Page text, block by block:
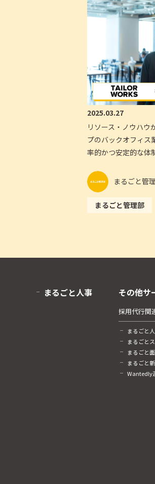
2025.03.27
リソース・ノウハウ
プのバックオフィス
率的かつ安定的な体
まるごと管
まるごと管理部
まるごと人事 その他サ
採用代行関
まるごと
まるごと
まるごと
まるごと
Wantedly